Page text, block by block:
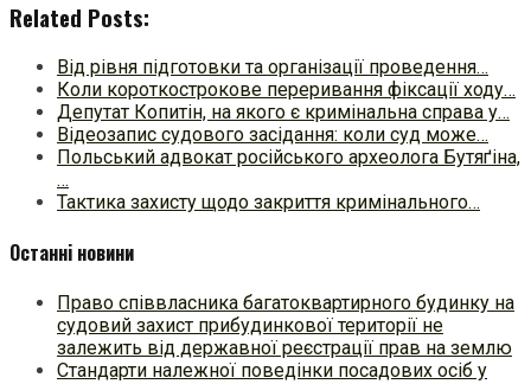
Related Posts:
Від рівня підготовки та організації проведення…
Коли короткострокове переривання фіксації ходу…
Депутат Копитін, на якого є кримінальна справа у…
Відеозапис судового засідання: коли суд може…
Польський адвокат російського археолога Бутяґіна,
…
Тактика захисту щодо закриття кримінального…
Останні новини
Право співвласника багатоквартирного будинку на
судовий захист прибудинкової території не
залежить від державної реєстрації прав на землю
Стандарти належної поведінки посадових осіб у